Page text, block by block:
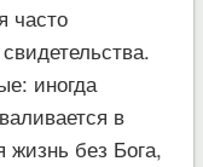
часто
иногда
в
жизнь без Бога,